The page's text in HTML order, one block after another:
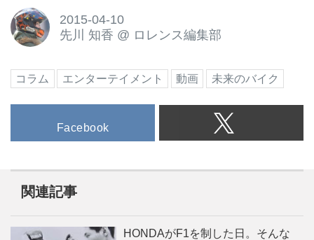
2015-04-10
先川 知香 @ ロレンス編集部
コラム エンターテイメント 動画 未来のバイク
Facebook
関連記事
HONDAがF1を制した日。そんな